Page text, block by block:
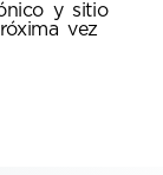
y sitio
vez